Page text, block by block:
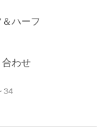
ハーフ
合わせ
34